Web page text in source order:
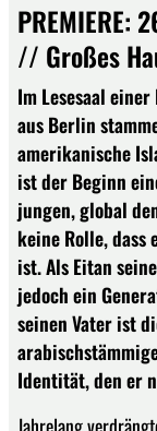
PREMIERE:
// Großes
Im Lesesaal
aus Berlin
amerikanische
ist der Beginn
jungen, global
keine Rolle,
ist. Als Eitan
jedoch ein
seinen Vater ist
Identität, den er
Jahrelang